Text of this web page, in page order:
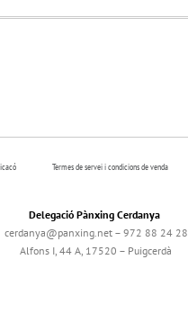
Termes de servei i condicions de venda
Delegació Pànxing Cerdanya
cerdanya@panxing.net – 972 88 24 28
Alfons I, 44 A, 17520 – Puigcerdà